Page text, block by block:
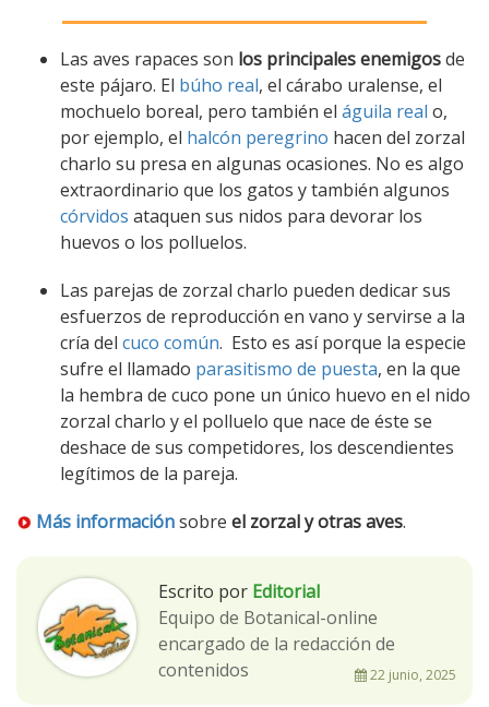
Las aves rapaces son los principales enemigosde
este pájaro. El búho real, el cárabo uralense, el
mochuelo boreal, pero también el águila real o,
por ejemplo, el halcón peregrino hacen del zorzal
charlo su presa en algunas ocasiones. No es algo
extraordinario que los gatos y también algunos
córvidos ataquen sus nidos para devorar los
huevos o los polluelos.
Las parejas de zorzal charlo pueden dedicar sus
esfuerzos de reproducción en vano y servirse a la
cría del cuco común. Esto es así porque la especie
sufre el llamado parasitismo de puesta, en la que
la hembra de cuco pone un único huevo en el nido
zorzal charlo y el polluelo que nace de éste se
deshace de sus competidores, los descendientes
legítimos de la pareja.
Más informaciónsobre el zorzal y otras aves.
Escrito por Editorial
Equipo de Botanical-online
encargado de la redacción de
contenidos
22 junio, 2025